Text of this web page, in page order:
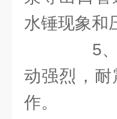
水锤现象和
5、
动强烈，
作。